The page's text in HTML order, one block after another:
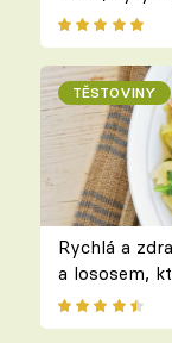
TĚSTOVINY
Rychlá a
a lososem,